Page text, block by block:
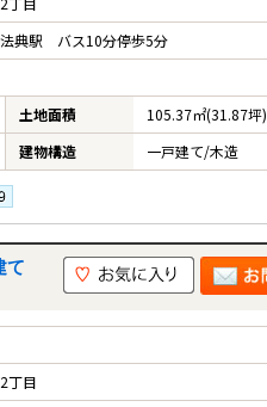
典駅 バス10分停歩5分
土地面積
105.37㎡(31.87坪)
建物構造 一戸建て/木造
て
丁目